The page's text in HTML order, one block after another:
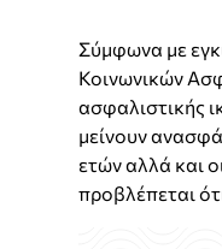
Σύμφωνα με
Κοινωνικών
ασφαλιστικής
μείνουν
ετών αλλά και
προβλέπεται